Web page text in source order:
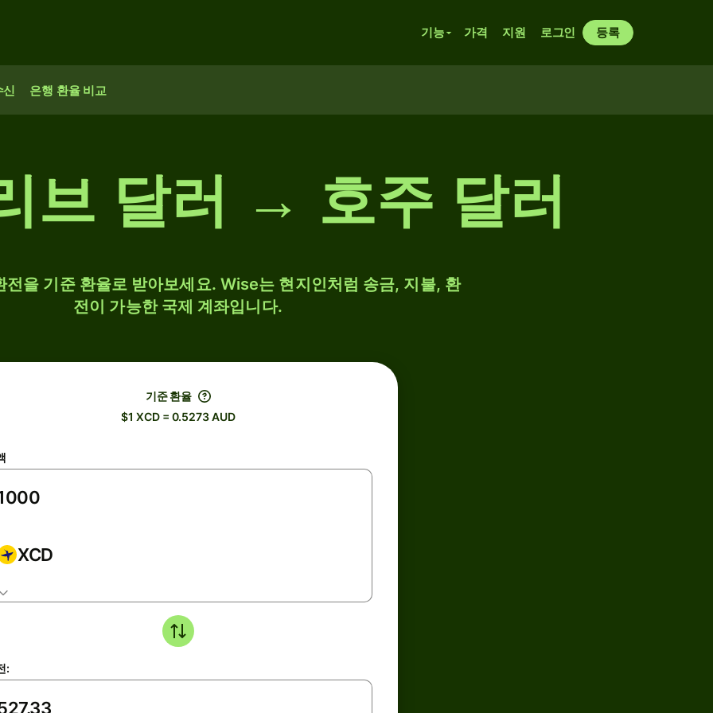
기능 가격 지원 로그인 등록
신 은행 환율 비교
브 달러 → 호주 달러
을 기준 환율로 받아보세요. Wise는 현지인처럼 송금, 지불, 환
전이 가능한 국제 계좌입니다.
기준 환율
$1 XCD = 0.5273 AUD
XCD
: